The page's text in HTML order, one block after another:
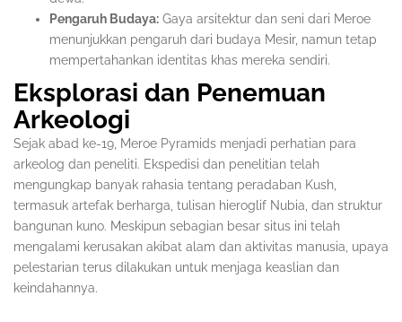
Pengaruh Budaya: Gaya arsitektur dan seni dari Meroe
menunjukkan pengaruh dari budaya Mesir, namun tetap
mempertahankan identitas khas mereka sendiri.
Eksplorasi dan Penemuan
Arkeologi
Sejak abad ke-19, Meroe Pyramids menjadi perhatian para
arkeolog dan peneliti. Ekspedisi dan penelitian telah
mengungkap banyak rahasia tentang peradaban Kush,
termasuk artefak berharga, tulisan hieroglif Nubia, dan struktur
bangunan kuno. Meskipun sebagian besar situs ini telah
mengalami kerusakan akibat alam dan aktivitas manusia, upaya
pelestarian terus dilakukan untuk menjaga keaslian dan
keindahannya.